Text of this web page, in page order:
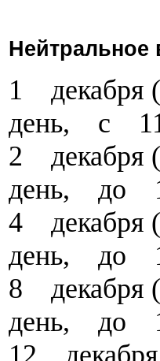
Нейтральное
1
день, с
2
день, до
4
день, до
8
день, до
12